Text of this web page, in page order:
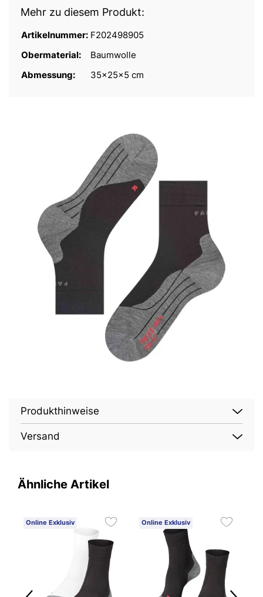
Mehr zu diesem Produkt:
Artikelnummer: F202498905
Obermaterial:
Baumwolle
Abmessung:
35x25x5 cm
Produkthinweise
Versand
Ähnliche Artikel
Online Exklusiv Online Exklusiv